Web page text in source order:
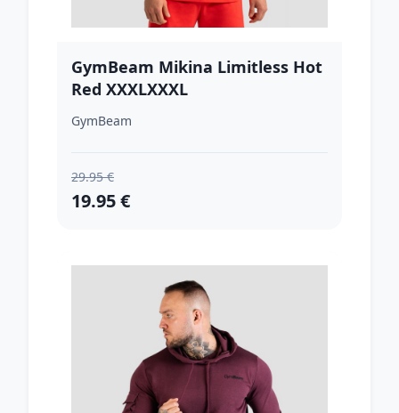
GymBeam Mikina Limitless Hot
Red XXXLXXXL
GymBeam
29.95 €
19.95 €